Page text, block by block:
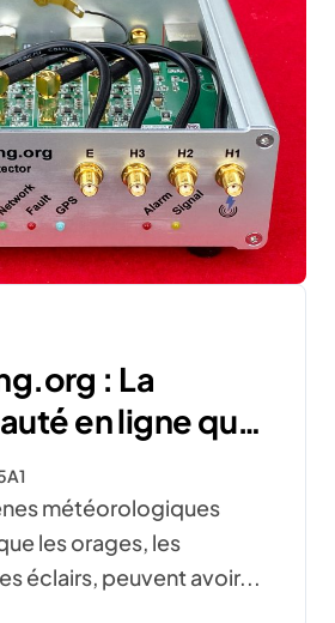
: La
en ligne qui
éclairs en
les orages, les
éclairs, peuvent avoir...